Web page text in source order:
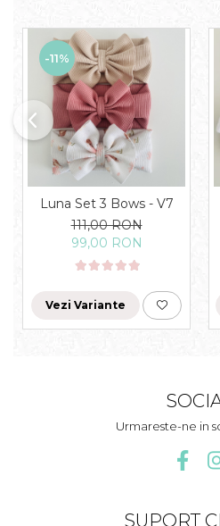
-11%
Luna Set 3 Bows - V7
111,00 RON
99,00 RON
Vezi Variante
Urmareste-ne in
SUPORT